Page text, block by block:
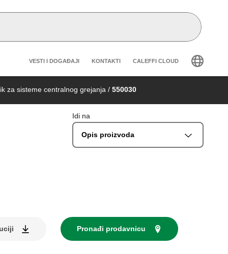
Header secondary navigation
VESTI I DOGAĐAJI KONTAKTI CALEFFI CLOUD
za sisteme centralnog grejanja / 550030
Idi na
Opis proizvoda
Pronađi prodavnicu